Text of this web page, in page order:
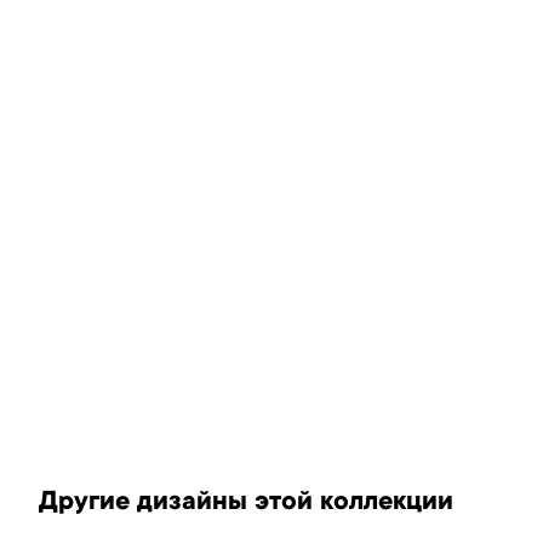
Другие дизайны этой коллекции